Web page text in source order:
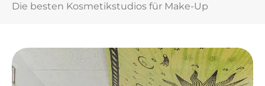
Die besten Kosmetikstudios für Make-Up